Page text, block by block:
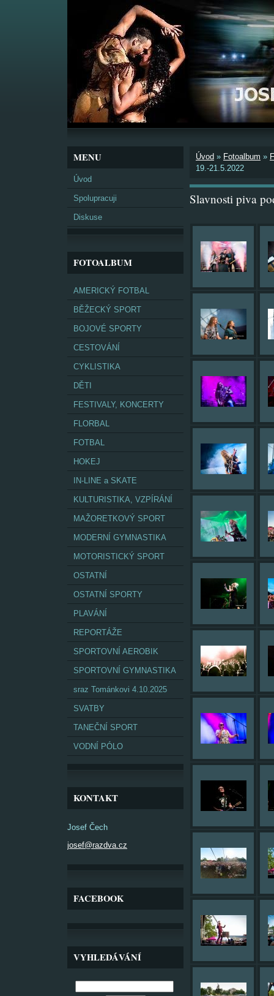
MENU
Úvod
Spolupracuji
Diskuse
FOTOALBUM
AMERICKÝ FOTBAL
BĚŽECKÝ SPORT
BOJOVÉ SPORTY
CESTOVÁNÍ
CYKLISTIKA
DĚTI
FESTIVALY, KONCERTY
FLORBAL
FOTBAL
HOKEJ
IN-LINE a SKATE
KULTURISTIKA, VZPÍRÁNÍ
MAŽORETKOVÝ SPORT
MODERNÍ GYMNASTIKA
MOTORISTICKÝ SPORT
OSTATNÍ
OSTATNÍ SPORTY
PLAVÁNÍ
REPORTÁŽE
SPORTOVNÍ AEROBIK
SPORTOVNÍ GYMNASTIKA
sraz Tománkovi 4.10.2025
SVATBY
TANEČNÍ SPORT
VODNÍ PÓLO
KONTAKT
Josef Čech
josef@razdva.cz
FACEBOOK
VYHLEDÁVÁNÍ
Úvod » Fotoalbum »
19.-21.5.2022
Slavnosti piva